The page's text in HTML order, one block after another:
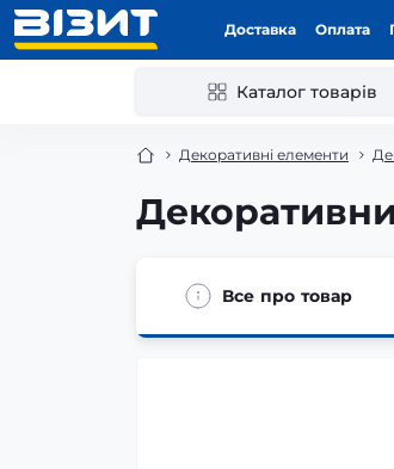
Доставка Оплата
Каталог товарів
Декоративні елементи
Все про товар